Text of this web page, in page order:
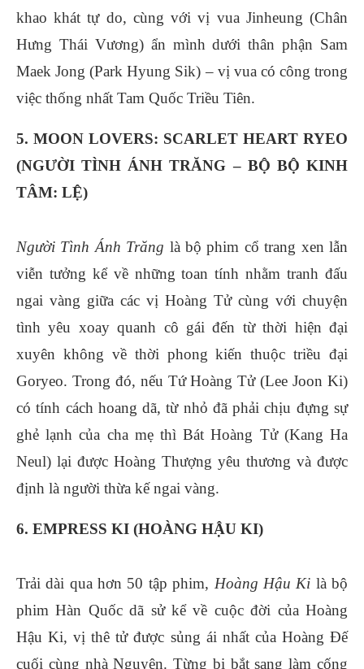
khao khát tự do, cùng với vị vua Jinheung (Chân
Hưng Thái Vương) ẩn mình dưới thân phận Sam
Maek Jong (Park Hyung Sik) – vị vua có công trong
việc thống nhất Tam Quốc Triều Tiên.
5. MOON LOVERS: SCARLET HEART RYEO
(NGƯỜI TÌNH ÁNH TRĂNG – BỘ BỘ KINH
TÂM: LỆ)
Người Tình Ánh Trăng là bộ phim cổ trang xen lẫn
viễn tưởng kể về những toan tính nhằm tranh đấu
ngai vàng giữa các vị Hoàng Tử cùng với chuyện
tình yêu xoay quanh cô gái đến từ thời hiện đại
xuyên không về thời phong kiến thuộc triều đại
Goryeo. Trong đó, nếu Tứ Hoàng Tử (Lee Joon Ki)
có tính cách hoang dã, từ nhỏ đã phải chịu đựng sự
ghẻ lạnh của cha mẹ thì Bát Hoàng Tử (Kang Ha
Neul) lại được Hoàng Thượng yêu thương và được
định là người thừa kế ngai vàng.
6. EMPRESS KI (HOÀNG HẬU KI)
Trải dài qua hơn 50 tập phim, Hoàng Hậu Ki là bộ
phim Hàn Quốc dã sử kể về cuộc đời của Hoàng
Hậu Ki, vị thê tử được sủng ái nhất của Hoàng Đế
cuối cùng nhà Nguyên. Từng bị bắt sang làm cống